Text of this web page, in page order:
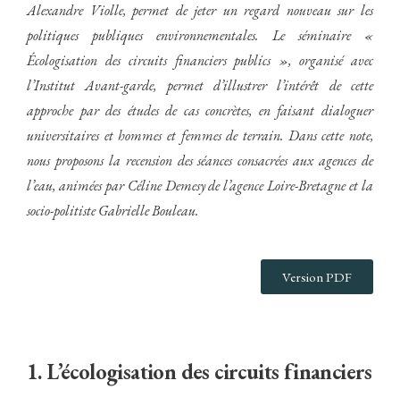
Alexandre Violle, permet de jeter un regard nouveau sur les
politiques publiques environnementales. Le séminaire «
Écologisation des circuits financiers publics », organisé avec
l’Institut Avant-garde, permet d’illustrer l’intérêt de cette
approche par des études de cas concrètes, en faisant dialoguer
universitaires et hommes et femmes de terrain. Dans cette note,
nous proposons la recension des séances consacrées aux agences de
l’eau, animées par Céline Demesy de l’agence Loire-Bretagne et la
socio-politiste Gabrielle Bouleau.
Version PDF
1. L’écologisation des circuits financiers